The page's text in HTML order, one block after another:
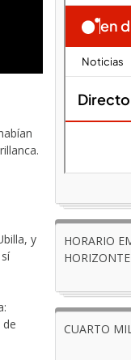
y
HORARIO
CUARTO